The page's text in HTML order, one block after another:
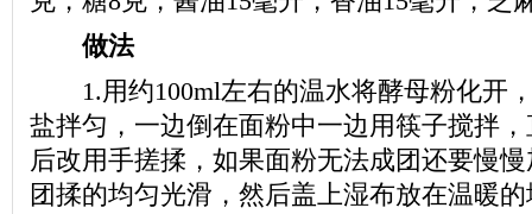
做法
1.用约100ml左右的温水将酵母粉化开
盐拌匀，一边倒在面粉中一边用筷子搅拌
后改用手搓揉，如果面粉无法成团还要慢
团揉的均匀光滑，然后盖上湿布放在温暖